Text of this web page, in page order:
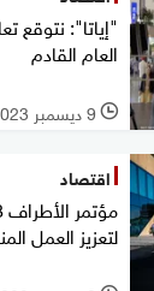
"إياتا": نتوقع
العام القادم
l 9 ديسمبر 2023
اقتصاد
لتعزيز العمل